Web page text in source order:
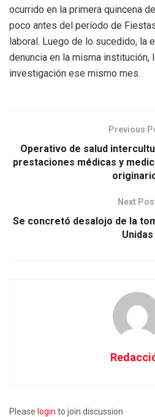
ocurrido en la primera quincena
poco antes del período de
laboral. Luego de lo sucedido, la
denuncia en la misma institución,
investigación ese mismo mes.
Previous
Operativo de salud
prestaciones médicas y
Next
Se concretó desalojo de la
Unidas
Please login to join discussion